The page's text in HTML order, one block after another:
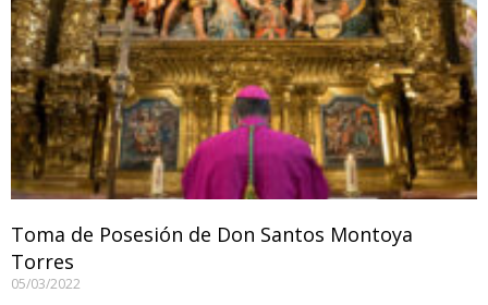
Toma de Posesión de Don Santos Montoya
Torres
05/03/2022